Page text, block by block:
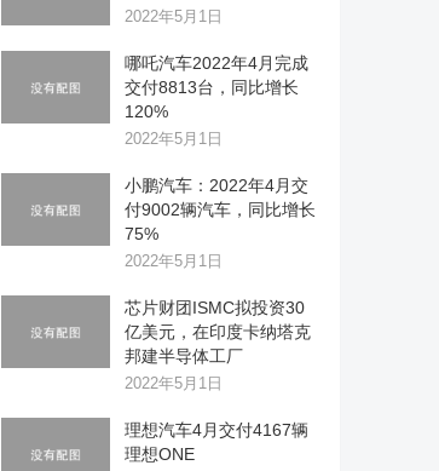
2022年5月1日
哪吒汽车2022年4月完成
交付8813台，同比增长
120%
2022年5月1日
小鹏汽车：2022年4月交
付9002辆汽车，同比增长
75%
2022年5月1日
芯片财团ISMC拟投资30
亿美元，在印度卡纳塔克
邦建半导体工厂
2022年5月1日
理想汽车4月交付4167辆
理想ONE